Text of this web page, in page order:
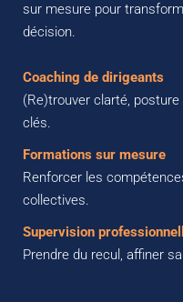
sur mesure pour
décision.
Coaching de dirigeants
(Re)trouver clarté,
clés.
Formations sur mesure
Renforcer les
collectives.
Supervision
Prendre du recul, affiner